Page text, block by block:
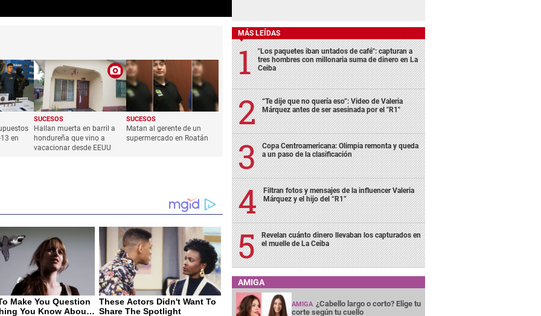
en
SUCESOS
Hallan muerta en barril a
hondureña que vino a
vacacionar desde EEUU
SUCESOS
Matan al gerente de un
supermercado en Roatán
MÁS LEÍDAS
"Los paquetes iban untados de café": capturan a
tres hombres con millonaria suma de dinero en La
Ceiba
“Te dije que no quería eso”: Video de Valeria
Márquez antes de ser asesinada por el "R1"
Copa Centroamericana: Olimpia remonta y queda
a un paso de la clasificación
Filtran fotos y mensajes de la influencer Valeria
Márquez y el hijo del “R1”
Revelan cuánto dinero llevaban los capturados en
el muelle de La Ceiba
AMIGA
AMIGA ¿Cabello largo o corto? Elige tu
corte según tu cuello